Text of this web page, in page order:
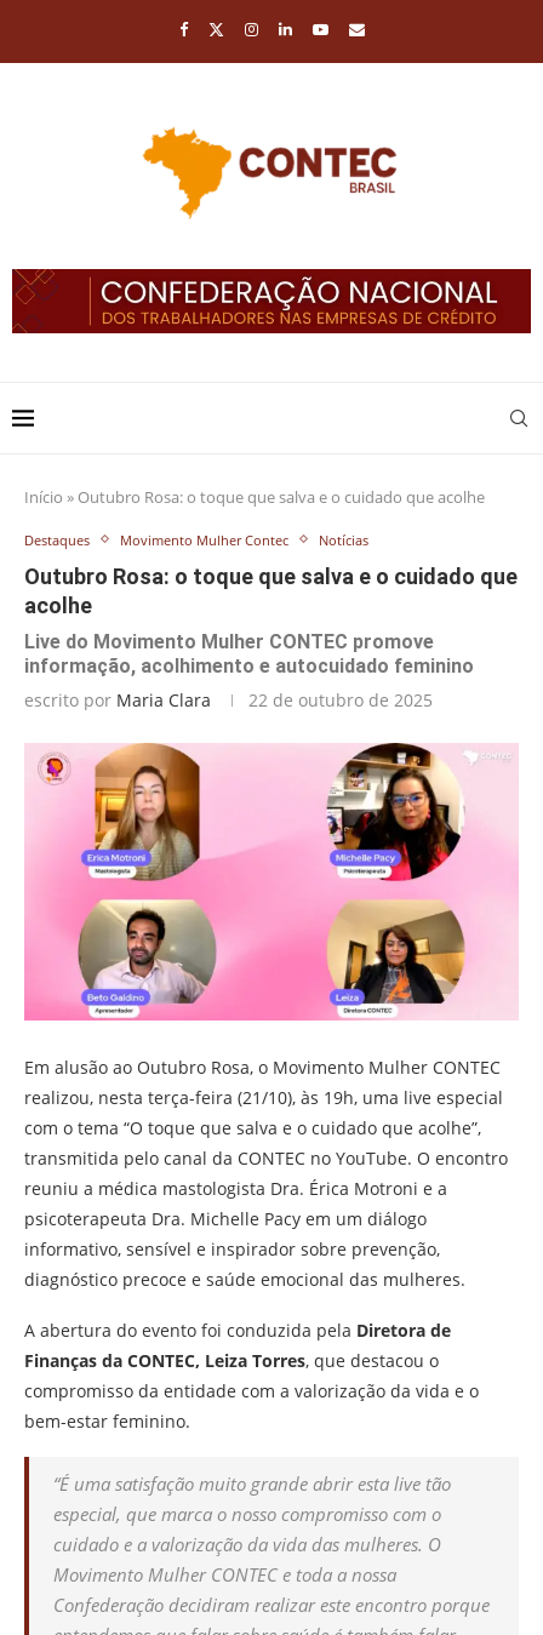
Início » Outubro Rosa: o toque que salva e o cuidado que acolhe
Destaques Movimento Mulher Contec Notícias
Outubro Rosa: o toque que salva e o cuidado que
acolhe
Live do Movimento Mulher CONTEC promove
informação, acolhimento e autocuidado feminino
escrito por Maria Clara 22 de outubro de 2025
Em alusão ao Outubro Rosa, o Movimento Mulher CONTEC
realizou, nesta terça-feira (21/10), às 19h, uma live especial
com o tema “O toque que salva e o cuidado que acolhe”,
transmitida pelo canal da CONTEC no YouTube. O encontro
reuniu a médica mastologista Dra. Érica Motroni e a
psicoterapeuta Dra. Michelle Pacy em um diálogo
informativo, sensível e inspirador sobre prevenção,
diagnóstico precoce e saúde emocional das mulheres.
A abertura do evento foi conduzida pela Diretora de
Finanças da CONTEC, Leiza Torres, que destacou o
compromisso da entidade com a valorização da vida e o
bem-estar feminino.
“É uma satisfação muito grande abrir esta live tão
especial, que marca o nosso compromisso com o
cuidado e a valorização da vida das mulheres. O
Movimento Mulher CONTEC e toda a nossa
Confederação decidiram realizar este encontro porque